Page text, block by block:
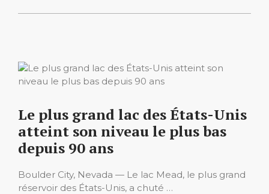
Le plus grand lac des États-Unis
atteint son niveau le plus bas
depuis 90 ans
Boulder City, Nevada — Le lac Mead, le plus grand
réservoir des États-Unis, a chuté …